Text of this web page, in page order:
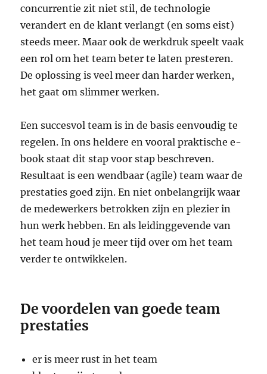
concurrentie zit niet stil, de technologie
verandert en de klant verlangt (en soms eist)
steeds meer. Maar ook de werkdruk speelt vaak
een rol om het team beter te laten presteren.
De oplossing is veel meer dan harder werken,
het gaat om slimmer werken.
Een succesvol team is in de basis eenvoudig te
regelen. In ons heldere en vooral praktische e-
book staat dit stap voor stap beschreven.
Resultaat is een wendbaar (agile) team waar de
prestaties goed zijn. En niet onbelangrijk waar
de medewerkers betrokken zijn en plezier in
hun werk hebben. En als leidinggevende van
het team houd je meer tijd over om het team
verder te ontwikkelen.
De voordelen van goede team
prestaties
er is meer rust in het team